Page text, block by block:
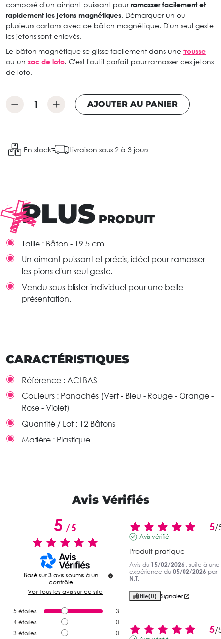
composé d'un aimant puissant pourramasser facilement et
rapidement les jetons magnétiques. Démarquer un ou
plusieurs cartons avec ce bâton magnétique. D'un seul geste
les jetons sont enlevés.
Le bâton magnétique se glisse facilement dans une trousse
ou un sac de loto. C'est l'outil parfait pour ramasser des jetons
de loto.
AJOUTER AU PANIER
En stock Livraison sous 2 à 3 jours
PLUS PRODUIT
Taille : Bâton - 19.5 cm
Un aimant puissant et précis, idéal pour ramasser
les pions d'un seul geste.
Vendu sous blister individuel pour une belle
présentation.
CARACTÉRISTIQUES
Référence : ACLBAS
Couleurs : Panachés (Vert - Bleu - Rouge - Orange -
Rose - Violet)
Quantité / Lot : 12 Bâtons
Matière : Plastique
Avis Vérifiés
5/5
Basé sur 3 avis soumis à un
contrôle
Voir tous les avis sur ce site
5 étoiles
3
4 étoiles
0
3 étoiles 0
5/
Avis vérifié
Produit pratique
Avis du 15/02/2026 , suite à une
expérience du 05/02/2026 par
N.T.
Utile(0) Signaler
5/